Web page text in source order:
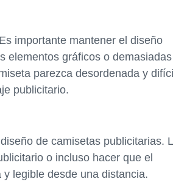
importante mantener el diseño
elementos gráficos o demasiadas
parezca desordenada y difícil
publicitario.
de camisetas publicitarias.
o incluso hacer que el
legible desde una distancia.